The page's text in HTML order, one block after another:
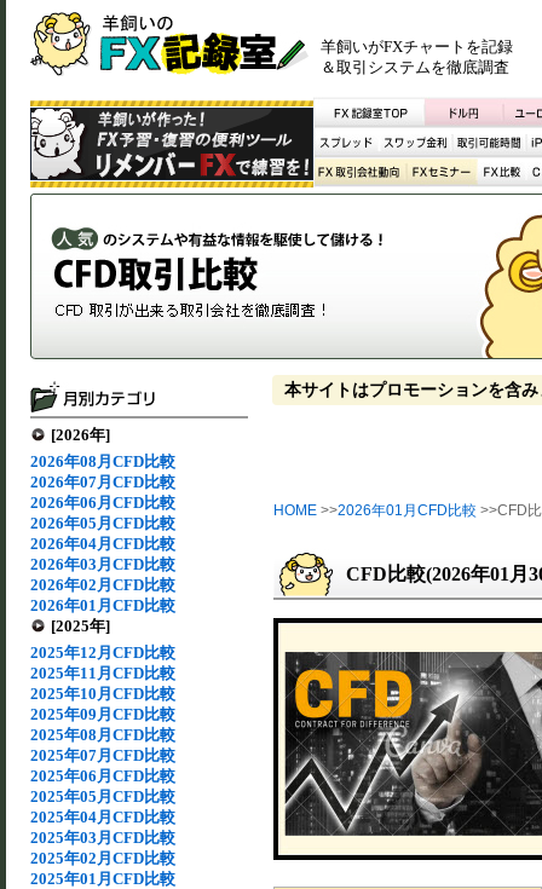
羊飼いがFXチャートを記録
＆取引システムを徹底調査
[2026年]
2026年08月CFD比較
2026年07月CFD比較
2026年06月CFD比較
2026年05月CFD比較
2026年04月CFD比較
2026年03月CFD比較
2026年02月CFD比較
2026年01月CFD比較
[2025年]
2025年12月CFD比較
2025年11月CFD比較
2025年10月CFD比較
2025年09月CFD比較
2025年08月CFD比較
2025年07月CFD比較
2025年06月CFD比較
2025年05月CFD比較
2025年04月CFD比較
2025年03月CFD比較
2025年02月CFD比較
2025年01月CFD比較
本サイトはプロモーションを含み
HOME >>2026年01月CFD比較 >>CFD
CFD比較(2026年01月